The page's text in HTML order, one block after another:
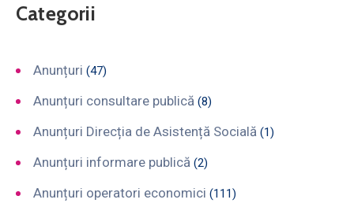
Categorii
Anunțuri (47)
Anunțuri consultare publică (8)
Anunțuri Direcția de Asistență Socială (1)
Anunțuri informare publică (2)
Anunțuri operatori economici (111)